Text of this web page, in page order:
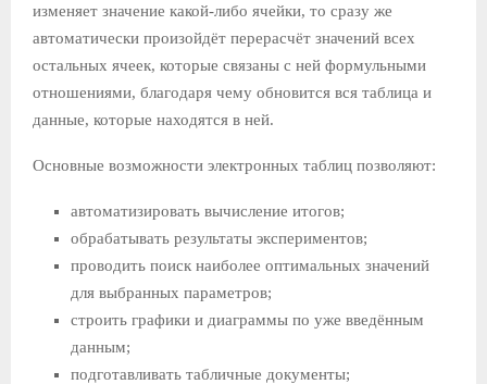
изменяет значение какой-либо ячейки, то сразу же
автоматически произойдёт перерасчёт значений всех
остальных ячеек, которые связаны с ней формульными
отношениями, благодаря чему обновится вся таблица и
данные, которые находятся в ней.
Основные возможности электронных таблиц позволяют:
автоматизировать вычисление итогов;
обрабатывать результаты экспериментов;
проводить поиск наиболее оптимальных значений
для выбранных параметров;
строить графики и диаграммы по уже введённым
данным;
подготавливать табличные документы;